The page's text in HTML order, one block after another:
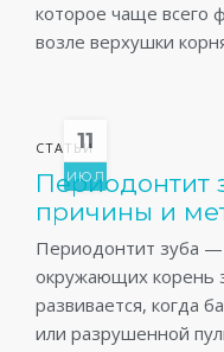
которое чаще всего
возле верхушки
11
ИЮЛ
СТАТЬИ
Периодонтит
причины и
Периодонтит зуба —
окружающих корень
развивается, когда
или разрушенной